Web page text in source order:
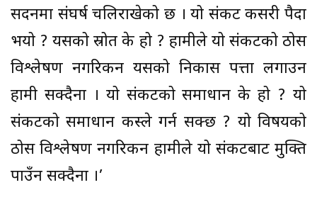
सदनमा संघर्ष चलिराखेको छ । यो संकट कसरी पैदा
भयो ? यसको स्रोत के हो ? हामीले यो संकटको ठोस
विश्लेषण नगरिकन यसको निकास पत्ता लगाउन
हामी सक्दैनौं । यो संकटको समाधान के हो ? यो
संकटको समाधान कस्ले गर्न सक्छ ? यो विषयको
ठोस विश्लेषण नगरिकन हामीले यो संकटबाट मुक्ति
पाउँन सक्दैनौं ।’